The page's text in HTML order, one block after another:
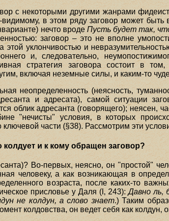
с некоторыми другими жанрами
в этом ряду заговор может
нечто вроде Пусть будет так,
заговор – это не вполне
уклончивостью и
и, следовательно,
стратегия заговора состоит в
включая неземные силы, и каким-то
неопределенность (неясность,
и адресата), самой ситуации
облик адресанта (говорящего); неясен,
"нечисты" условия, в которых
части (§38). Рассмотрим эти
колдует и к кому обращен заговор?
Во-первых, неясно, он "простой"
человеку, а как возникающая в
возраста, после каких-то
присловье у Даля (I, 243):Давно ль,
не колдун, а слово знает.) Таким
колдовства, он ведет себя как колдун,